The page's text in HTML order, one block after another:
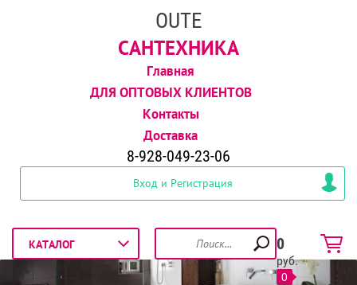
OUTE
САНТЕХНИКА
Главная
ДЛЯ ОПТОВЫХ КЛИЕНТОВ
Контакты
Доставка
8-928-049-23-06
Вход и Регистрация
0
руб.
0